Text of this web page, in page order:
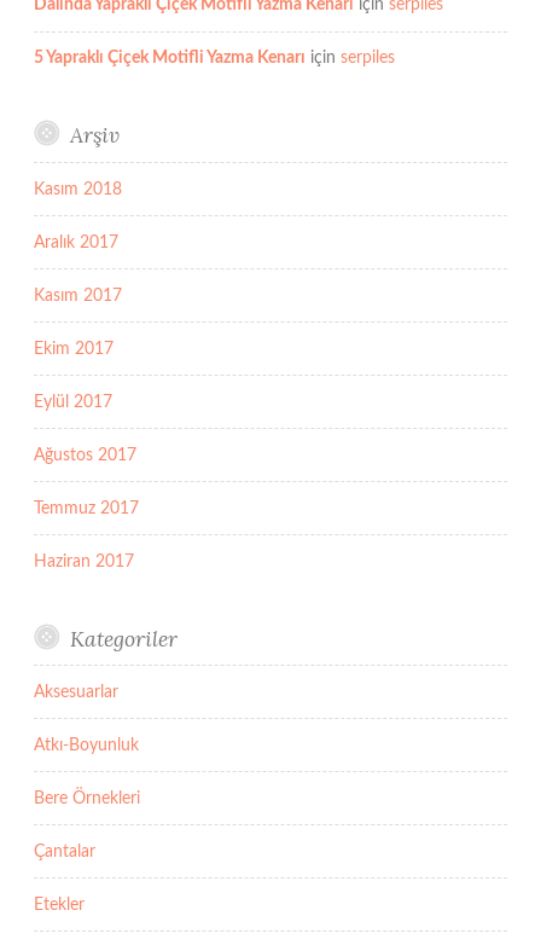
Dalında Yapraklı Çiçek Motifli Yazma Kenarı için serpiles
5 Yapraklı Çiçek Motifli Yazma Kenarı için serpiles
Arşiv
Kasım 2018
Aralık 2017
Kasım 2017
Ekim 2017
Eylül 2017
Ağustos 2017
Temmuz 2017
Haziran 2017
Kategoriler
Aksesuarlar
Atkı-Boyunluk
Bere Örnekleri
Çantalar
Etekler